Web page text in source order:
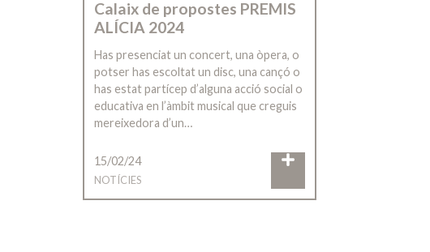
Calaix de propostes PREMIS
ALÍCIA 2024
Has presenciat un concert, una òpera, o
potser has escoltat un disc, una cançó o
has estat partícep d’alguna acció social o
educativa en l’àmbit musical que creguis
mereixedora d’un…
15/02/24
NOTÍCIES